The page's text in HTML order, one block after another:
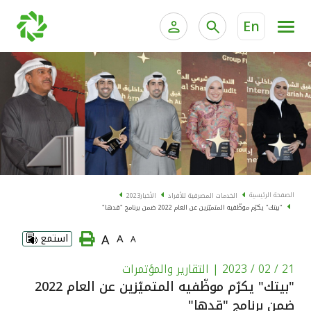
En
الخدمات المصرفية الإلكترونية للأفراد
الخدمات المصرفية الإلكترونية للشركات
خدمة "بيتك" للتداول الإلكتروني
الخدمات المصرفية للأفراد الخدمات المالية
الحسابات المصرفية
البطاقات
"برامج العملاء"
الاستثمار
الصفحة الرئيسية الخدمات المصرفية للأفراد الأخبار2023
"بيتك" يكرّم موظّفيه المتميّزين عن العام 2022 ضمن برنامج "قدها"
A
A
A استمع
21 / 02 / 2023 | التقارير والمؤتمرات
"بيتك" يكرّم موظّفيه المتميّزين عن العام 2022
ضمن برنامج "قدها"